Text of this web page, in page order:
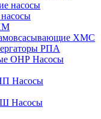
ХМС
РПА
Насосы
Насосы
Насосы